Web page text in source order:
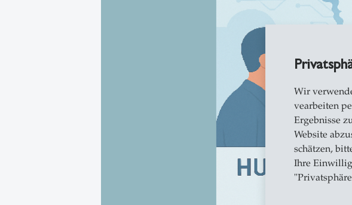
Wir
vearbeiten
Ergebnisse
Website
schätzen,
Ihre